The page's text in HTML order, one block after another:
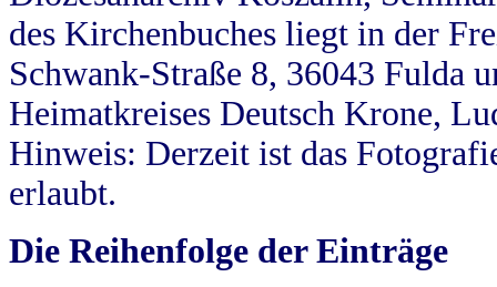
des Kirchenbuches liegt in der
Schwank-Straße 8, 36043 Fulda
Heimatkreises Deutsch Krone,
Hinweis: Derzeit ist das
erlaubt.
Die Reihenfolge der Einträge